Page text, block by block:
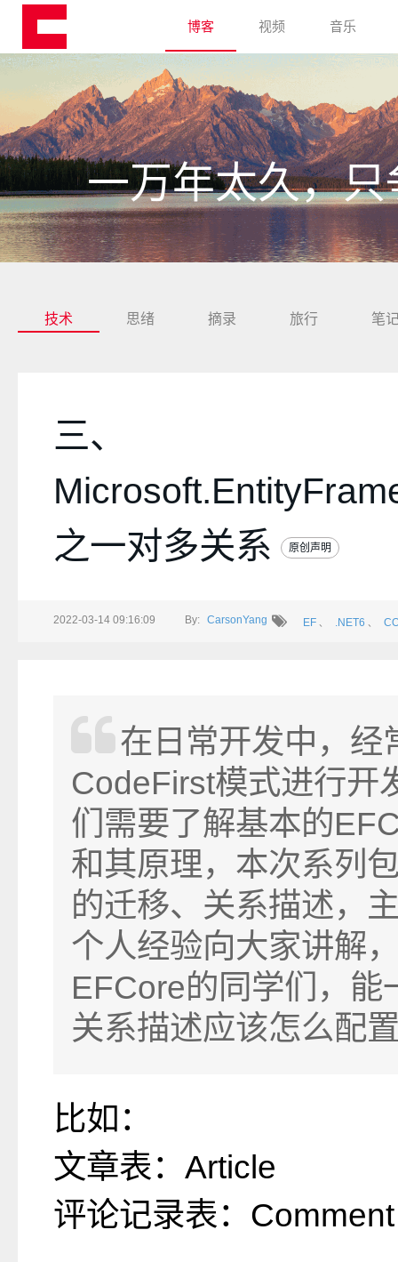
博客 视频 音乐
一万年太久，
技术 思绪 摘录 旅行 笔
三、
之一对多关系
原创声明
2022-03-14 09:16:09 By: CarsonYang EF 、 .NET6 、
在日常开发中，经
CodeFirst模式进行开
们需要了解基本的
和其原理，本次系列
的迁移、关系描述，
个人经验向大家讲解
EFCore的同学们，能
关系描述应该怎么配
比如：
文章表：Article
评论记录表：Comment